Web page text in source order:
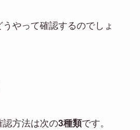
やって確認するのでしょ
方法は次の3種類です。